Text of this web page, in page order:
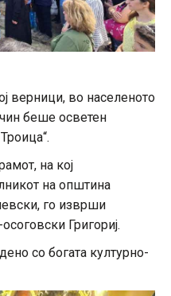
верници, во населеното
беше осветен
на кој
на општина
го изврши
Григориј.
со богата културно-